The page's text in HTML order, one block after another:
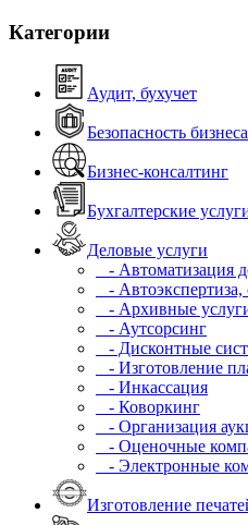
Категории
Аудит, бухучет
Безопасность бизнеса
Бизнес-консалтинг
Бухгалтерские
Деловые услуги
- Автоматизация
- Автоэкспертиза,
- Архивные
- Аутсорсинг
- Дисконтные
- Изготовление
- Инкассация
- Коворкинг
- Организация
- Оценочные
- Электронные
Изготовление